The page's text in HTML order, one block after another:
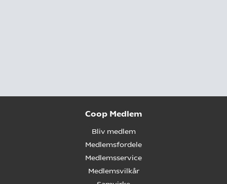
Coop Medlem
Bliv medlem
Medlemsfordele
Medlemsservice
Medlemsvilkår